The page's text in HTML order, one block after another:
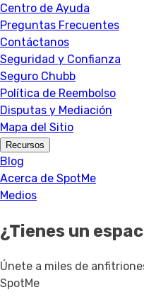
Centro de Ayuda
Preguntas Frecuentes
Contáctanos
Seguridad y Confianza
Seguro Chubb
Política de Reembolso
Disputas y Mediación
Mapa del Sitio
Recursos
Blog
Acerca de SpotMe
Medios
¿Tienes un
Únete a miles de
SpotMe